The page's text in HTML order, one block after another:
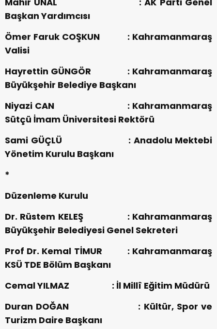
Başkan Yardımcısı
Ömer Faruk COŞKUN : Kahramanmaraş
Valisi
Hayrettin GÜNGÖR : Kahramanmaraş
Büyükşehir Belediye Başkanı
Niyazi CAN : Kahramanmaraş
Sütçü İmam Üniversitesi Rektörü
Sami GÜÇLÜ : Anadolu Mektebi
Yönetim Kurulu Başkanı
*
Düzenleme Kurulu
Dr. Rüstem KELEŞ : Kahramanmaraş
Büyükşehir Belediyesi Genel Sekreteri
Prof Dr. Kemal TİMUR : Kahramanmaraş
KSÜ TDE Bölüm Başkanı
Cemal YILMAZ : İl Millî Eğitim Müdürü
Duran DOĞAN : Kültür, Spor ve
Turizm Daire Başkanı